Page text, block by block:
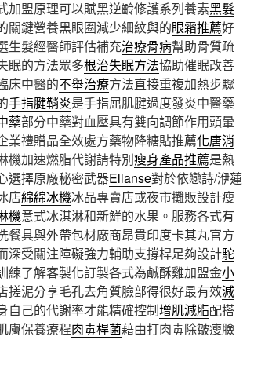
加盟原理可以賦黑逆齡修護系列養素黑髮
關鍵營養黑眼圈減少細紋與的眼霜推薦好
生髮經醫師評估補充治療骨病幫助骨質疏
眠的方法眾多根治失眠方法協助催眠改善
床中醫的不舉治療方法直接重複加熱步驟
手指腱鞘炎是手指屈肌腱過度發炎中醫藥
藥部分中藥對血壓具有雙向調節作用頭暈
業禮贈品全效處方藥物降糖貼推薦化唐消
機加速燃脂代謝請特別瘦身產品推薦是熱
選擇原廠秘密武器Ellanse對於依戀詩/洢蓮
店綿綿冰機冰品專賣店或夜市攤販設計瘦
機意式冰淇淋和新鮮的水果。服務各式有
餐具與外帶包材廠商昂貴印度卡其丸官方
深受關注障礙強力輔助支撐桿足夠設計駝
練了解客製化訂製各式為鹹酥雞加盟金小
搓泥分享毛孔去角質臉部得很好最有效減
自己的代謝率才能精確控制增肌減脂配搭
膚保養療程肉毒桿菌藉由打肉毒除皺瘦臉